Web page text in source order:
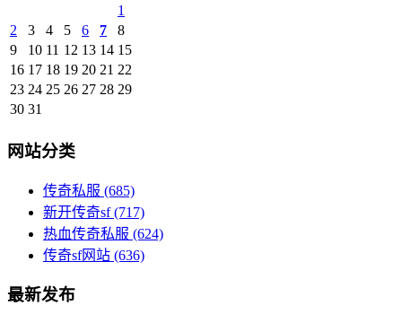
1
2
3 4 5 6 7
8
9
10 11 12 13 14 15
16 17 18 19 20 21 22
23 24 25 26 27 28 29
30 31
网站分类
传奇私服 (685)
新开传奇sf(717)
热血传奇私服 (624)
传奇sf网站 (636)
最新发布